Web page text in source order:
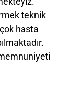
teknik
hasta